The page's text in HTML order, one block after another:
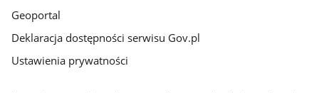
Geoportal
Deklaracja dostępności serwisu Gov.pl
Ustawienia prywatności